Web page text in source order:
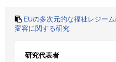
EUの多次元的な福祉レジー
変容に関する研究
研究代表者